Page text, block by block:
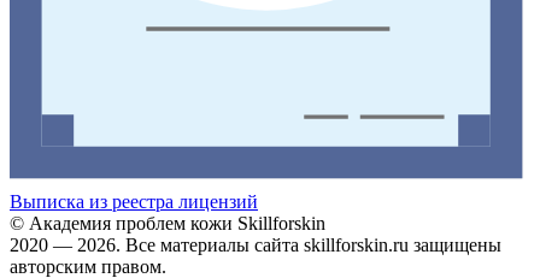
Выписка из реестра лицензий
© Академия проблем кожи Skillforskin
2020 — 2026. Все материалы сайта skillforskin.ru защищены
авторским правом.